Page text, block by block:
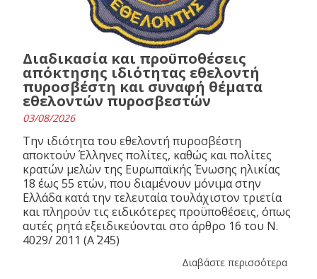
Διαδικασία και προϋποθέσεις
απόκτησης ιδιότητας εθελοντή
πυροσβέστη και συναφή θέματα
εθελοντών πυροσβεστών
03/08/2026
Την ιδιότητα του εθελοντή πυροσβέστη
αποκτούν Έλληνες πολίτες, καθώς και πολίτες
κρατών μελών της Ευρωπαϊκής Ένωσης ηλικίας
18 έως 55 ετών, που διαμένουν μόνιμα στην
Ελλάδα κατά την τελευταία τουλάχιστον τριετία
και πληρούν τις ειδικότερες προϋποθέσεις, όπως
αυτές ρητά εξειδικεύονται στο άρθρο 16 του N.
4029/ 2011 (Α΄ 245)
Διαβάστε περισσότερα